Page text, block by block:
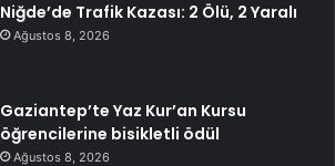
Niğde’de Trafik Kazası: 2 Ölü, 2 Yaralı
Ağustos 8, 2026
Gaziantep’te Yaz Kur’an Kursu
öğrencilerine bisikletli ödül
Ağustos 8, 2026